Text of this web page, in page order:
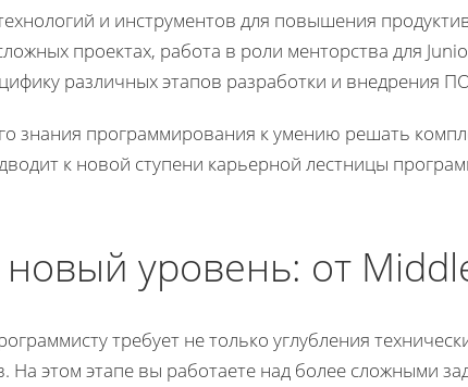
и инструментов для повышения
проектах, работа в роли менторства для
различных этапов разработки и внедрения
знания программирования к умению решать
к новой ступени карьерной лестницы
уровень: от
требует не только углубления
На этом этапе вы работаете над более сложными